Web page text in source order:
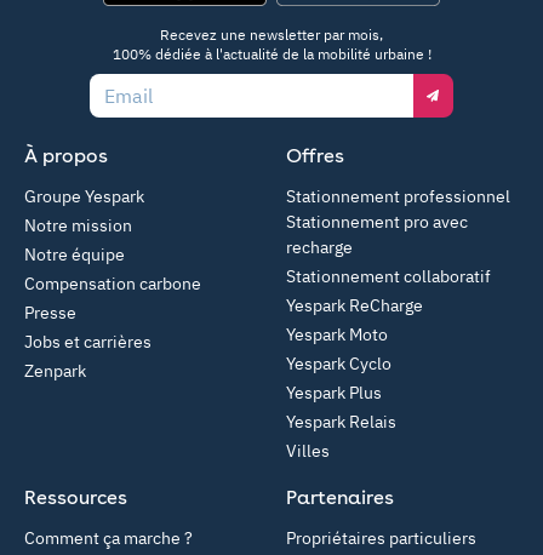
Recevez une newsletter par mois,
100% dédiée à l'actualité de la mobilité urbaine !
À propos
Groupe Yespark
Notre mission
Notre équipe
Compensation carbone
Presse
Jobs et carrières
Zenpark
Offres
Stationnement professionnel
Stationnement pro avec
recharge
Stationnement collaboratif
Yespark ReCharge
Yespark Moto
Yespark Cyclo
Yespark Plus
Yespark Relais
Villes
Partenaires
Propriétaires particuliers
Ressources
Comment ça marche ?